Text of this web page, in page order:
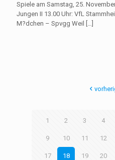
Spiele am Samstag, 25.
Jungen II 13.00 Uhr: VfL
M?dchen – Spvgg Weil
[…]
1 2 3 4
9 10 11 12
17 18 19 20